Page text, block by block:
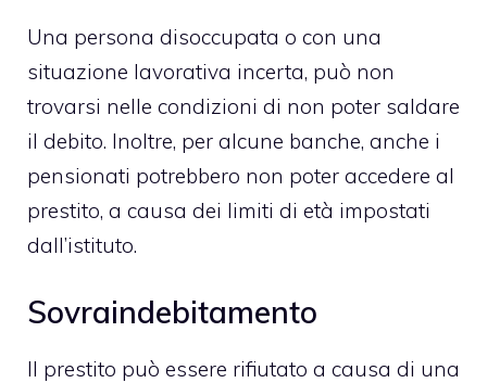
Una persona disoccupata o con una
situazione lavorativa incerta, può non
trovarsi nelle condizioni di non poter saldare
il debito. Inoltre, per alcune banche, anche i
pensionati potrebbero non poter accedere al
prestito, a causa dei limiti di età impostati
dall’istituto.
Sovraindebitamento
Il prestito può essere rifiutato a causa di una